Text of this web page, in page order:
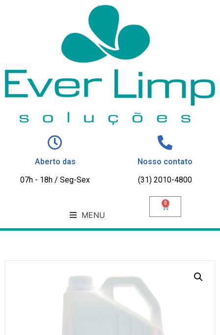
Aberto das
07h - 18h / Seg-Sex
Nosso contato
(31) 2010-4800
MENU
0